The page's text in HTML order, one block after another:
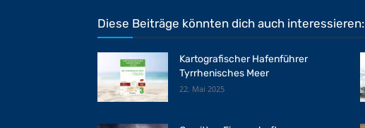
Diese Beiträge könnten dich auch interessieren:
Kartografischer Hafenführer
Tyrrhenisches Meer
22. Mai 2025